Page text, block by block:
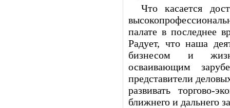
Что касается
палате в последнее
Радует, что наша
бизнесом и
осваивающим
представители
развивать торгово-
ближнего и дальнего